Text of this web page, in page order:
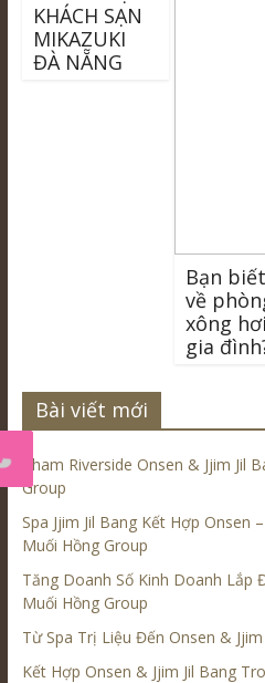
KHÁCH SẠN
MIKAZUKI
ĐÀ NẴNG
Bạn
về
xông
gia
Bài viết mới
Cham Riverside Onsen & Jjim Jil
Group
Spa Jjim Jil Bang Kết Hợp Onsen
Muối Hồng Group
Tăng Doanh Số Kinh Doanh Lắp
Muối Hồng Group
Từ Spa Trị Liệu Đến Onsen &
Kết Hợp Onsen & Jjim Jil Bang